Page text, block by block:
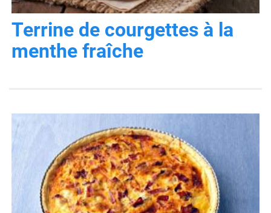
Terrine de courgettes à la
menthe fraîche